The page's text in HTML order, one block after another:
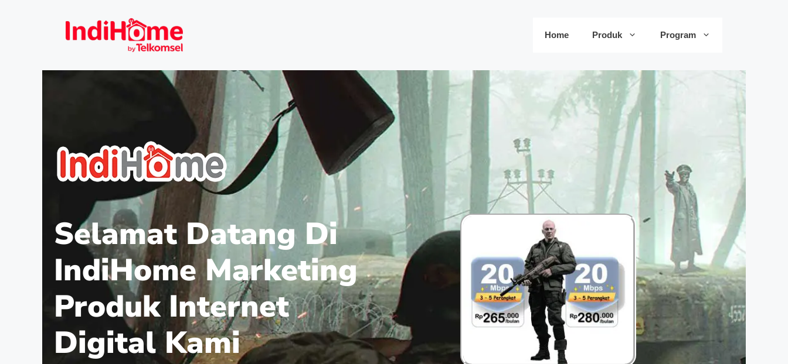
Home Produk Program
Selamat Datang Di
IndiHome Marketing
Produk Internet
Digital Kami